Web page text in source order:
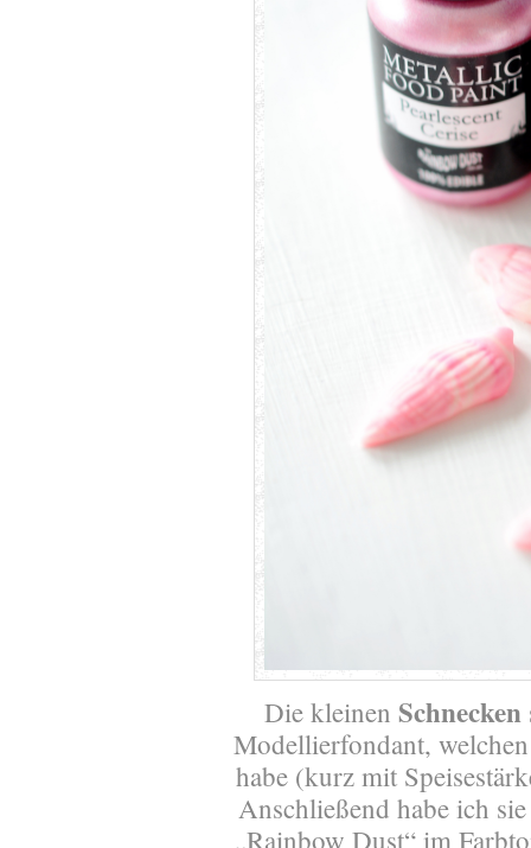
Die kleinenSchnecken
Modellierfondant,
habe (kurz mit
Anschließend habe ich
„Rainbow Dust“ im